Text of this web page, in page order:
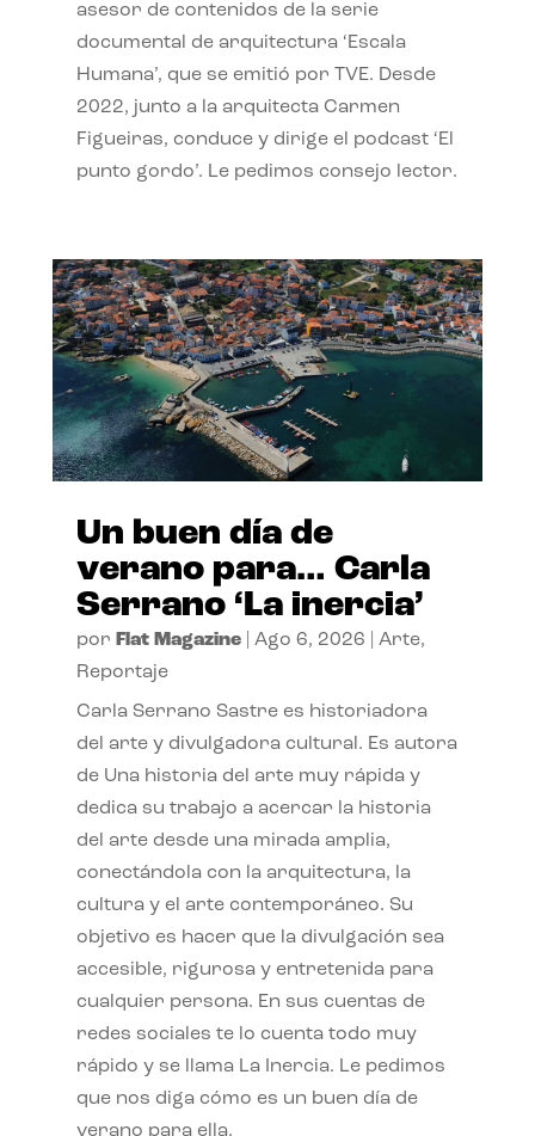
asesor de contenidos de la serie
documental de arquitectura ‘Escala
Humana’, que se emitió por TVE. Desde
2022, junto a la arquitecta Carmen
Figueiras, conduce y dirige el podcast ‘El
punto gordo’. Le pedimos consejo lector.
Un buen día de
verano para… Carla
Serrano ‘La inercia’
por Flat Magazine| Ago 6, 2026 Arte,
Reportaje
Carla Serrano Sastre es historiadora
del arte y divulgadora cultural. Es autora
de Una historia del arte muy rápida y
dedica su trabajo a acercar la historia
del arte desde una mirada amplia,
conectándola con la arquitectura, la
cultura y el arte contemporáneo. Su
objetivo es hacer que la divulgación sea
accesible, rigurosa y entretenida para
cualquier persona. En sus cuentas de
redes sociales te lo cuenta todo muy
rápido y se llama La Inercia. Le pedimos
que nos diga cómo es un buen día de
verano para ella.